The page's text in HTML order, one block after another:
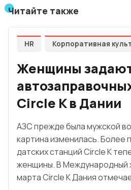
Читайте также
HR Корпоративная
Женщины
Circle K в Дании
АЗС прежде была мужской
картина изменилась. Более
датских станций Circle K
женщины. В Международный
марта Circle K Дания